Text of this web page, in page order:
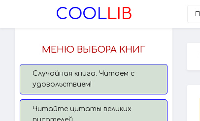
COOLLIB
МЕНЮ ВЫБОРА КНИГ
Случайная книга. Читаем с
удовольствием!
Читайте цитаты великих